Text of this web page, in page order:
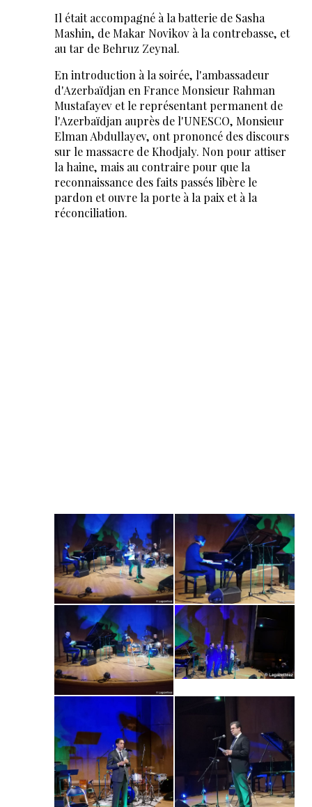
Il était accompagné à la batterie de Sasha
Mashin, de Makar Novikov à la contrebasse, et
au tar de Behruz Zeynal.
En introduction à la soirée, l'ambassadeur
d'Azerbaïdjan en France Monsieur Rahman
Mustafayev et le représentant permanent de
l'Azerbaïdjan auprès de l'UNESCO, Monsieur
Elman Abdullayev, ont prononcé des discours
sur le massacre de Khodjaly. Non pour attiser
la haine, mais au contraire pour que la
reconnaissance des faits passés libère le
pardon et ouvre la porte à la paix et à la
réconciliation.